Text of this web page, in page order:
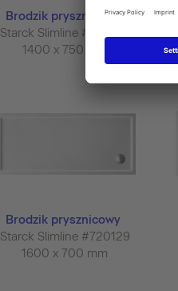
Brodzik prysznicowy
Starck Slimline #720125
1400 x 750 mm
Brodzik prysznicowy
Starck Slimline #720129
1600 x 700 mm